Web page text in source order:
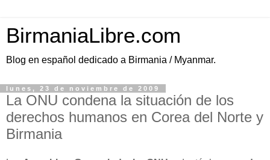
BirmaniaLibre.com
Blog en español dedicado a Birmania / Myanmar.
lunes, 23 de noviembre de 2009
La ONU condena la situación de los
derechos humanos en Corea del Norte y
Birmania